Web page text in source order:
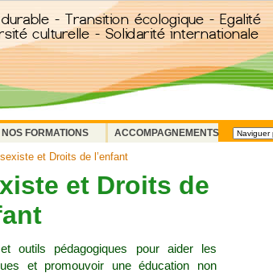
NOS FORMATIONS
ACCOMPAGNEMENTS
et Droits de l’enfant
et Droits de
outils pédagogiques pour aider les
et promouvoir une éducation non